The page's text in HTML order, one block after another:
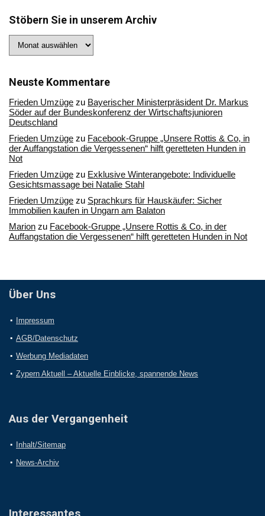
Stöbern Sie in unserem Archiv
Sie
Archiv
Neuste Kommentare
Frieden Umzüge zu Bayerischer Ministerpräsident Dr. Markus
Söder auf der Bundeskonferenz der Wirtschaftsjunioren
Deutschland
Frieden Umzüge zu Facebook-Gruppe „Unsere Rottis & Co, in
der Auffangstation die Vergessenen“ hilft geretteten Hunden in
Not
Frieden Umzüge zu Exklusive Winterangebote: Individuelle
Gesichtsmassage bei Natalie Stahl
Frieden Umzüge zu Sprachkurs für Hauskäufer: Sicher
Immobilien kaufen in Ungarn am Balaton
Marion zu Facebook-Gruppe „Unsere Rottis & Co, in der
Auffangstation die Vergessenen“ hilft geretteten Hunden in Not
Über Uns
Impressum
AGB/Datenschutz
Werbung Mediadaten
Zypern Aktuell – Aktuelle Einblicke, spannende News
Aus der Vergangenheit
Inhalt/Sitemap
News-Archiv